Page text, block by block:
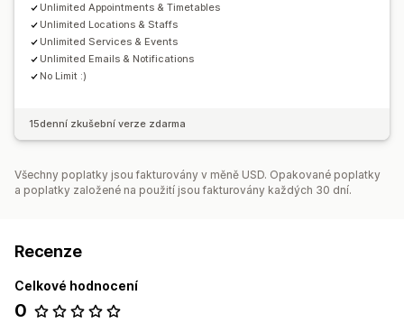
Unlimited Appointments & Timetables
Unlimited Locations & Staffs
Unlimited Services & Events
Unlimited Emails & Notifications
No Limit :)
15denní zkušební verze zdarma
Všechny poplatky jsou fakturovány v měně USD. Opakované poplatky
a poplatky založené na použití jsou fakturovány každých 30 dní.
Recenze
Celkové hodnocení
0